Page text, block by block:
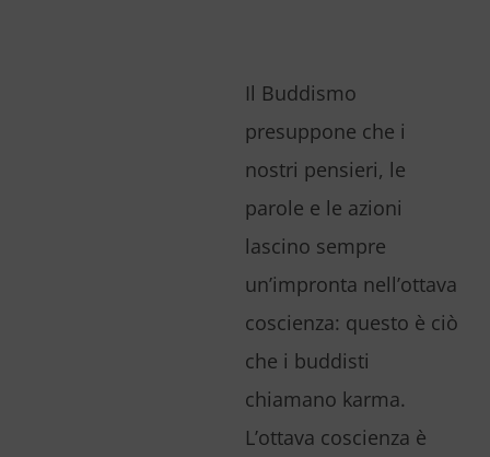
Il Buddismo
presuppone che i
nostri pensieri, le
parole e le azioni
lascino sempre
un’impronta nell’ottava
coscienza: questo è ciò
che i buddisti
chiamano karma.
L’ottava coscienza è